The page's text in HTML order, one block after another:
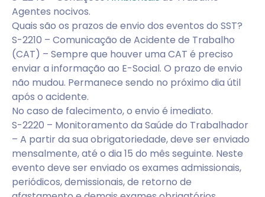
Agentes nocivos.
Quais são os prazos de envio dos eventos do SST?
S-2210 – Comunicação de Acidente de Trabalho
(CAT) – Sempre que houver uma CAT é preciso
enviar a informação ao E-Social. O prazo de envio
não mudou. Permanece sendo no próximo dia útil
após o acidente.
No caso de falecimento, o envio é imediato.
S-2220 – Monitoramento da Saúde do Trabalhador
– A partir da sua obrigatoriedade, deve ser enviado
mensalmente, até o dia 15 do mês seguinte. Neste
evento deve ser enviado os exames admissionais,
periódicos, demissionais, de retorno de